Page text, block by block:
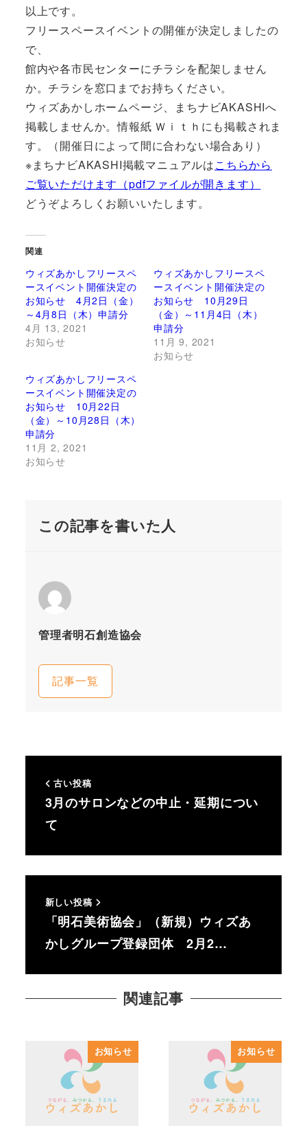
以上です。
フリースペースイベントの開催が決定しましたの
で、
館内や各市民センターにチラシを配架しません
か。チラシを窓口までお持ちください。
ウィズあかしホームページ、まちナビAKASHIへ
掲載しませんか。情報紙 Ｗｉｔｈにも掲載されま
す。（開催日によって間に合わない場合あり）
※まちナビAKASHI掲載マニュアルはこちらから
ご覧いただけます（pdfファイルが開きます）
どうぞよろしくお願いいたします。
関連
ウィズあかしフリースペ
ースイベント開催決定の
お知らせ 4月2日（金）
～4月8日（木）申請分
4月 13, 2021
お知らせ
ウィズあかしフリースペ
ースイベント開催決定の
お知らせ 10月29日
（金）～11月4日（木）
申請分
11月 9, 2021
お知らせ
ウィズあかしフリースペ
ースイベント開催決定の
お知らせ 10月22日
（金）～10月28日（木）
申請分
11月 2, 2021
お知らせ
この記事を書いた人
管理者明石創造協会
記事一覧
古い投稿
3月のサロンなどの中止・延期につい
て
新しい投稿
「明石美術協会」（新規）ウィズあ
かしグループ登録団体 2月2…
関連記事
お知らせ お知らせ